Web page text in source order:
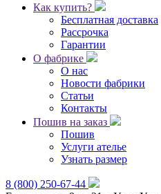
Как купить?
Бесплатная доставка
Рассрочка
Гарантии
О фабрике
О нас
Новости фабрики
Статьи
Контакты
Пошив на заказ
Пошив
Услуги ателье
Узнать размер
8 (800) 250-67-44